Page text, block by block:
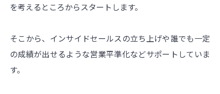
を考えるところからスタートします。
そこから、インサイドセールスの立ち上げや誰でも一定
の成績が出せるような営業平準化などサポートしていま
す。